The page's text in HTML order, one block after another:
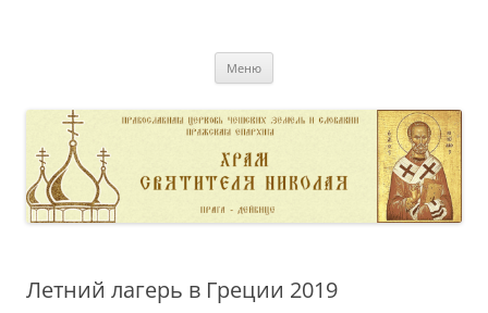
Меню
Летний лагерь в Греции 2019